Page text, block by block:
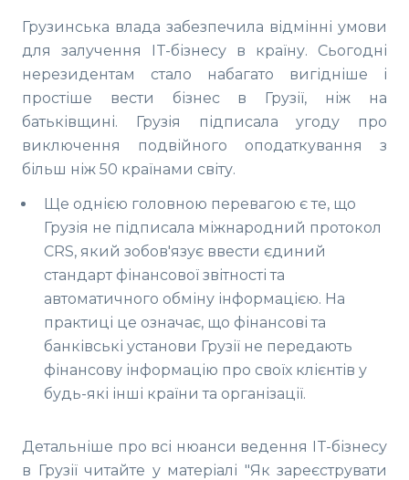
Грузинська влада забезпечила відмінні умови
для залучення IT-бізнесу в країну. Сьогодні
нерезидентам стало набагато вигідніше і
простіше вести бізнес в Грузії, ніж на
батьківщині. Грузія підписала угоду про
виключення подвійного оподаткування з
більш ніж 50 країнами світу.
Ще однією головною перевагою є те, що
Грузія не підписала міжнародний протокол
CRS, який зобов'язує ввести єдиний
стандарт фінансової звітності та
автоматичного обміну інформацією. На
практиці це означає, що фінансові та
банківські установи Грузії не передають
фінансову інформацію про своїх клієнтів у
будь-які інші країни та організації.
Детальніше про всі нюанси ведення IT-бізнесу
в Грузії читайте у матеріалі "Як зареєструвати